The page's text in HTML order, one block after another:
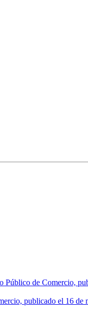
de Comercio,
publicado el 16